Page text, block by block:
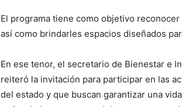
El programa tiene como objetivo
así como brindarles espacios diseñados
En ese tenor, el secretario de Bienestar e
reiteró la invitación para participar en las
del estado y que buscan garantizar una